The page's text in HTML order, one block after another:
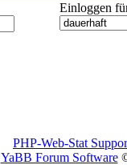
Einloggen
PHP-Web-Stat
YaBB Forum Software©